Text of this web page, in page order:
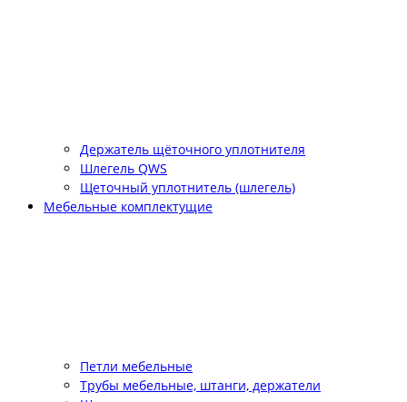
Держатель щёточного уплотнителя
Шлегель QWS
Щеточный уплотнитель (шлегель)
Мебельные комплектущие
Петли мебельные
Трубы мебельные, штанги, держатели